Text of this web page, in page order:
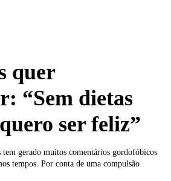
quer
“Sem dietas
ser feliz”
tem gerado muitos comentários gordofóbicos
tempos. Por conta de uma compulsão